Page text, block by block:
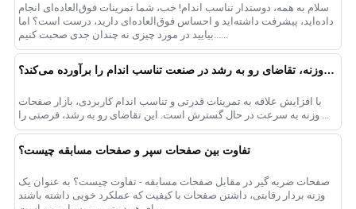
سلام به همه، دوستدار تناسب اندام! خب، شما تمرینات فوق‌العاده‌ای انجام
داده‌اید، پیشرفت داشته‌اید و احساس فوق‌العاده‌ای دارید، درست است؟ اما
چگونه یک کارخانه تولید صفحه وزنه، تقاضای رو به رشد در صنعت تناسب اندام را برآورده می‌کند؟
با افزایش علاقه به تمرینات قدرتی و تناسب اندام کاربردی، بازار صفحات
تفاوت بین صفحات سپر و صفحات مسابقه چیست؟
صفحات ضربه گیر در مقابل صفحات مسابقه - تفاوت چیست؟ به عنوان یک
وزنه بردار رقابتی، داشتن صفحات با کیفیت که عملکرد خوبی داشته باشند